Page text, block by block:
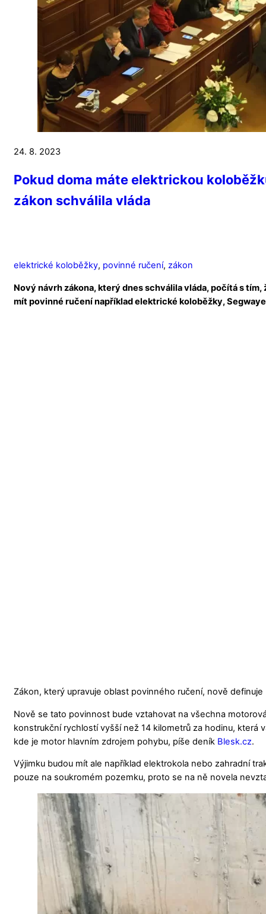
24. 8. 2023
Pokud doma máte elektrickou
zákon schválila vláda
elektrické koloběžky, povinné ručení, zákon
Nový návrh zákona, který dnes schválila vláda, počítá s
mít povinné ručení například elektrické koloběžky,
Zákon, který upravuje oblast povinného ručení, nově
Nově se tato povinnost bude vztahovat na všechna
konstrukční rychlostí vyšší než 14 kilometrů za hodinu, která
kde je motor hlavním zdrojem pohybu, píše deník Blesk.cz.
Výjimku budou mít ale například elektrokola nebo zahradní
pouze na soukromém pozemku, proto se na ně novela